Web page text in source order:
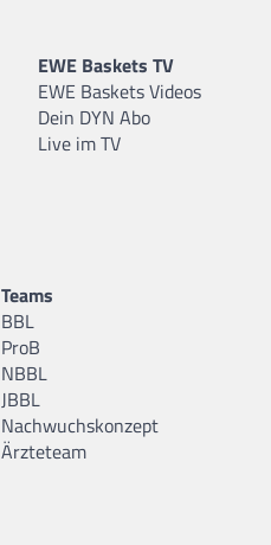
EWE Baskets TV
EWE Baskets Videos
Dein DYN Abo
Live im TV
Teams
BBL
ProB
NBBL
JBBL
Nachwuchskonzept
Ärzteteam